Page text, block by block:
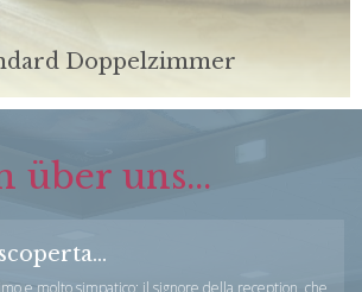
Doppelzimmer
für Komfort und Komfort ausgelegt
über uns...
e molto simpatico: il signore della reception, che